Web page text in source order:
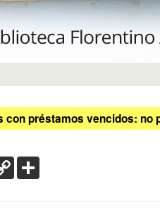
con préstamos vencidos:
Copy
Link